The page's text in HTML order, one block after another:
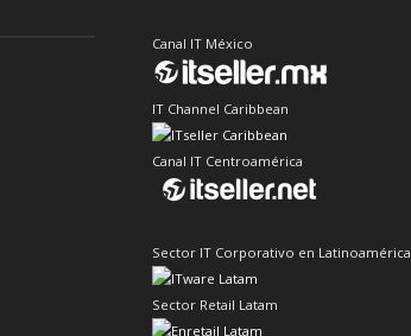
Canal IT México
IT Channel Caribbean
Canal IT Centroamérica
Sector IT Corporativo en Latinoamérica
Sector Retail Latam